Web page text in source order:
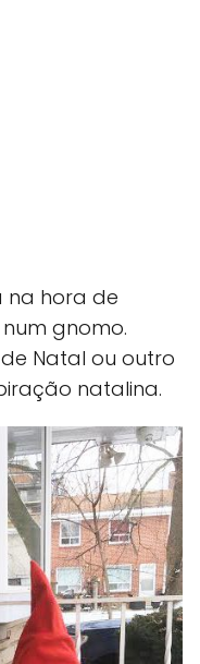
na hora de
gnomo.
Natal ou outro
natalina.